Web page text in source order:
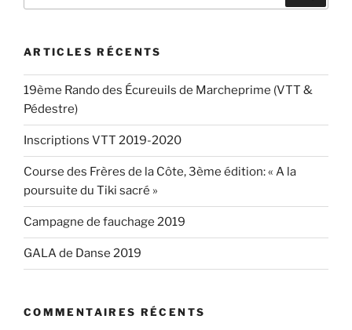
ARTICLES RÉCENTS
19ème Rando des Écureuils de Marcheprime (VTT &
Pédestre)
Inscriptions VTT 2019-2020
Course des Frères de la Côte, 3ème édition: « A la
poursuite du Tiki sacré »
Campagne de fauchage 2019
GALA de Danse 2019
COMMENTAIRES RÉCENTS